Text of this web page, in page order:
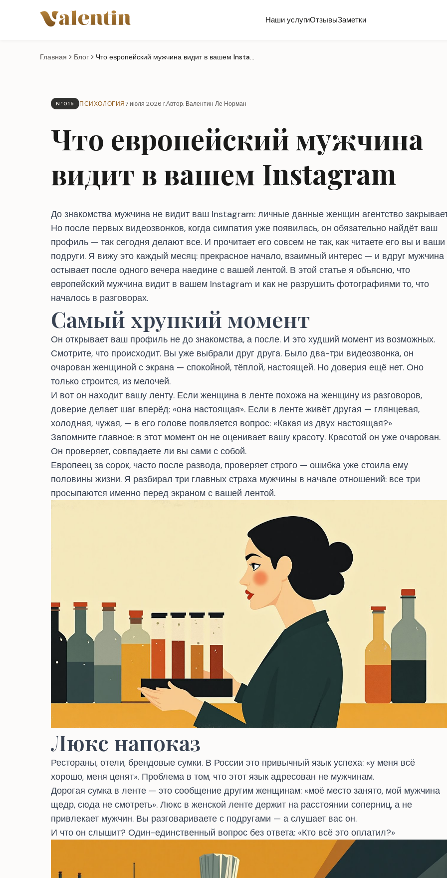
Наши услугиОтзывыЗаметки
Главная Блог Что европейский мужчина видит в вашем Instagram
N°015 ПСИХОЛОГИЯ7 июля 2026 г.Автор: Валентин Ле Норман
Что европейский мужчина
видит в вашем Instagram
До знакомства мужчина не видит ваш Instagram: личные данные женщин агентство
Но после первых видеозвонков, когда симпатия уже появилась, он обязательно найдёт ваш
профиль — так сегодня делают все. И прочитает его совсем не так, как читаете его вы и ваши
подруги. Я вижу это каждый месяц: прекрасное начало, взаимный интерес — и вдруг мужчина
остывает после одного вечера наедине с вашей лентой. В этой статье я объясню, что
европейский мужчина видит в вашем Instagram и как не разрушить фотографиями то, что
началось в разговорах.
Самый хрупкий момент
Он открывает ваш профиль не до знакомства, а после. И это худший момент из возможных.
Смотрите, что происходит. Вы уже выбрали друг друга. Было два-три видеозвонка, он
очарован женщиной с экрана — спокойной, тёплой, настоящей. Но доверия ещё нет. Оно
только строится, из мелочей.
И вот он находит вашу ленту. Если женщина в ленте похожа на женщину из разговоров,
доверие делает шаг вперёд: «она настоящая». Если в ленте живёт другая — глянцевая,
холодная, чужая, — в его голове появляется вопрос: «Какая из двух настоящая?»
Запомните главное: в этот момент он не оценивает вашу красоту. Красотой он уже очарован.
Он проверяет, совпадаете ли вы сами с собой.
Европеец за сорок, часто после развода, проверяет строго — ошибка уже стоила ему
половины жизни. Я разбирал три главных страха мужчины в начале отношений: все три
просыпаются именно перед экраном с вашей лентой.
Люкс напоказ
Рестораны, отели, брендовые сумки. В России это привычный язык успеха: «у меня всё
хорошо, меня ценят». Проблема в том, что этот язык адресован не мужчинам.
Дорогая сумка в ленте — это сообщение другим женщинам: «моё место занято, мой мужчина
щедр, сюда не смотреть». Люкс в женской ленте держит на расстоянии соперниц, а не
привлекает мужчин. Вы разговариваете с подругами — а слушает вас он.
И что он слышит? Один-единственный вопрос без ответа: «Кто всё это оплатил?»